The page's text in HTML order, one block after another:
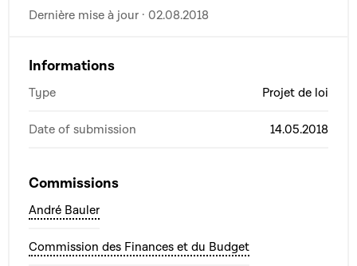
Dernière mise à jour · 02.08.2018
Informations
Type Projet de loi
Date of submission 14.05.2018
Commissions
André Bauler
Commission des Finances et du Budget